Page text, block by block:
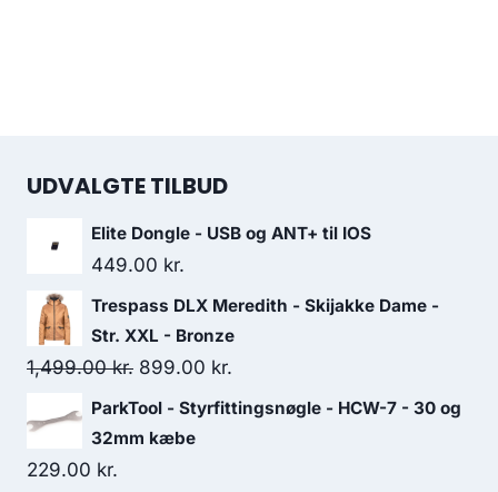
UDVALGTE TILBUD
Elite Dongle - USB og ANT+ til IOS
449.00 kr.
Trespass DLX Meredith - Skijakke Dame -
Str. XXL - Bronze
1,499.00kr. Original
price
was:
899.00 kr.
price
ParkTool - Styrfittingsnøgle - HCW-7 - 30 og
32mm kæbe
229.00 kr.